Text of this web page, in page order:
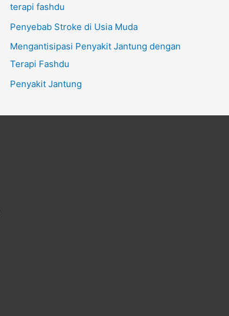
terapi fashdu
Penyebab Stroke di Usia Muda
Mengantisipasi Penyakit Jantung dengan
Terapi Fashdu
Penyakit Jantung